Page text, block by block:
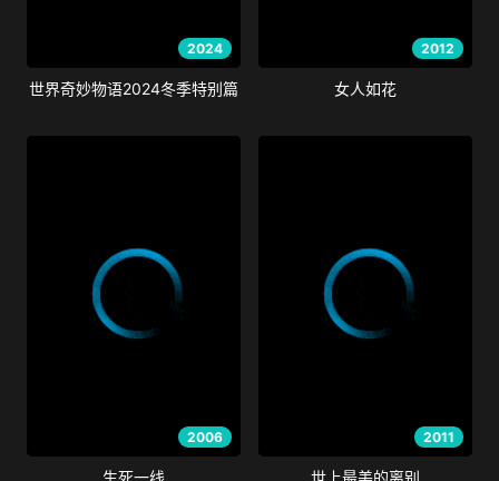
2024
世界奇妙物语2024冬季特别篇
2012
女人如花
2006 2011